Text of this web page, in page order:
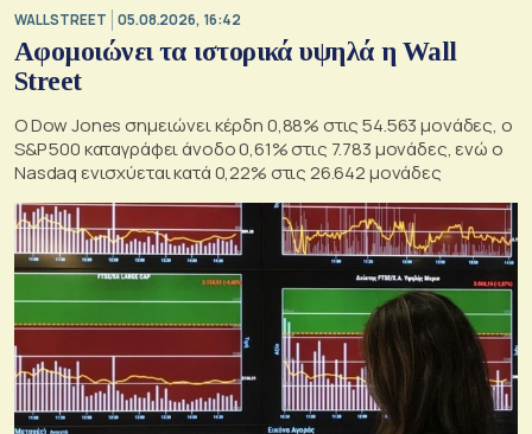
WALL STREET 05.08.2026, 16:42
Αφομοιώνει τα ιστορικά υψηλά η Wall
Street
Ο Dow Jones σημειώνει κέρδη 0,88% στις 54.563 μονάδες, ο
S&P 500 καταγράφει άνοδο 0,61% στις 7.783 μονάδες, ενώ ο
Nasdaq ενισχύεται κατά 0,22% στις 26.642 μονάδες